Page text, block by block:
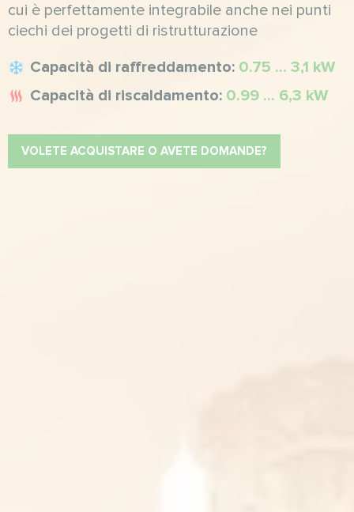
cui è perfettamente integrabile anche nei punti
ciechi dei progetti di ristrutturazione
Capacità di raffreddamento: 0.75 ... 3,1 kW
Capacità di riscaldamento: 0.99 ... 6,3 kW
VOLETE ACQUISTARE O AVETE DOMANDE?